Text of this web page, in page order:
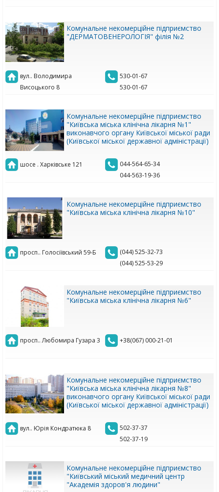
Комунальне некомерційне підприємство
"ДЕРМАТОВЕНЕРОЛОГІЯ" філія №2
вул.. Володимира
Висоцького 8
530-01-67
530-01-67
Комунальне некомерційне підприємство
"Київська міська клінічна лікарня №1"
виконавчого органу Київської міської ради
(Київської міської державної адміністрації)
шосе . Харківське 121
044-564-65-34
044-563-19-36
Комунальне некомерційне підприємство
"Київська міська клінічна лікарня №10"
просп.. Голосіївський 59-Б
(044) 525-32-73
(044) 525-53-29
Комунальне некомерційне підприємство
"Київська міська клінічна лікарня №6"
просп.. Любомира Гузара 3 +38(067) 000-21-01
Комунальне некомерційне підприємство
"Київська міська клінічна лікарня №8"
виконавчого органу Київської міської ради
(Київської міської державної адміністрації)
вул.. Юрія Кондратюка 8
502-37-37
502-37-19
Комунальне некомерційне підприємство
"Київський міський медичний центр
"Академія здоров'я людини"